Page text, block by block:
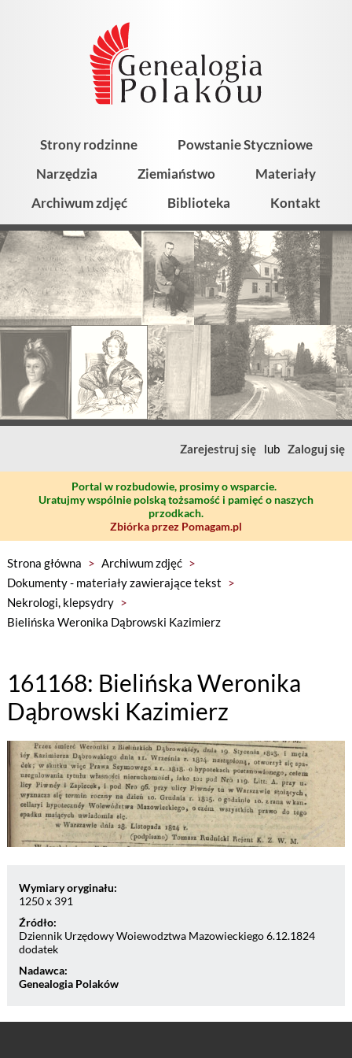
Strony rodzinne
Powstanie Styczniowe
Narzędzia
Ziemiaństwo
Materiały
Archiwum zdjęć
Biblioteka Kontakt
Zarejestruj się lub Zaloguj się
Portal w rozbudowie, prosimy o wsparcie.
Uratujmy wspólnie polską tożsamość i pamięć o naszych
przodkach.
Zbiórka przez Pomagam.pl
Strona główna > Archiwum zdjęć >
Dokumenty - materiały zawierające tekst >
Nekrologi, klepsydry >
Bielińska Weronika Dąbrowski Kazimierz
161168: Bielińska Weronika
Dąbrowski Kazimierz
Wymiary oryginału:
1250 x 391
Źródło:
Dziennik Urzędowy Woiewodztwa Mazowieckiego 6.12.1824
dodatek
Nadawca:
Genealogia Polaków